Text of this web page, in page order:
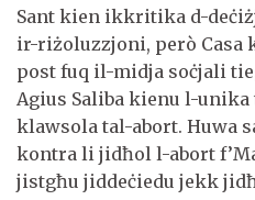
Sant kien ikkritika d-
ir-riżoluzzjoni, però Casa
post fuq il-midja soċjali
Agius Saliba kienu l-
klawsola tal-abort. Huwa
kontra li jidħol l-abort
jistgħu jiddeċiedu jekk